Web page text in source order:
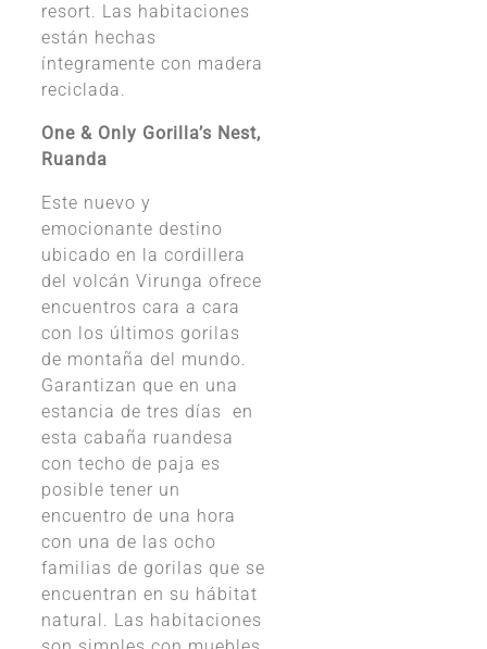
resort. Las habitaciones
están hechas
íntegramente con madera
reciclada.
One & Only Gorilla’s Nest,
Ruanda
Este nuevo y
emocionante destino
ubicado en la cordillera
del volcán Virunga ofrece
encuentros cara a cara
con los últimos gorilas
de montaña del mundo.
Garantizan que en una
estancia de tres días en
esta cabaña ruandesa
con techo de paja es
posible tener un
encuentro de una hora
con una de las ocho
familias de gorilas que se
encuentran en su hábitat
natural. Las habitaciones